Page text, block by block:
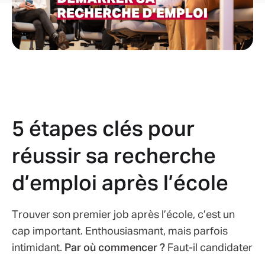
5 étapes clés pour
réussir sa recherche
d’emploi après l’école
Trouver son premier job après l’école, c’est un
cap important. Enthousiasmant, mais parfois
intimidant. Par où commencer ? Faut-il candidater